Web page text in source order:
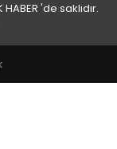
'de saklıdır.